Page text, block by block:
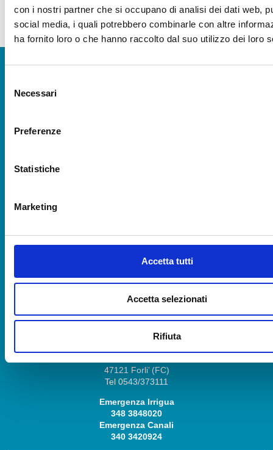
con i nostri partner che si occupano di analisi dei dati web,
social media, i quali potrebbero combinarle con altre
ha fornito loro o che hanno raccolto dal suo utilizzo dei loro
delNecessari
Preferenze
Statistiche
Marketing
Accetta tutti
Accetta selezionati
Rifiuta
348 3848030
Emergenza Canali
47121 Forli’ (FC)
Tel 0543/373111
Emergenza Irrigua
348 3848020
Emergenza Canali
340 3420924